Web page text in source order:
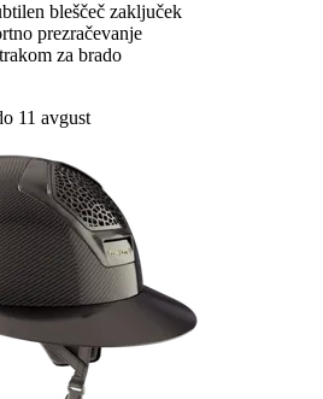
bleščeč zaključek
prezračevanje
za brado
11 avgust